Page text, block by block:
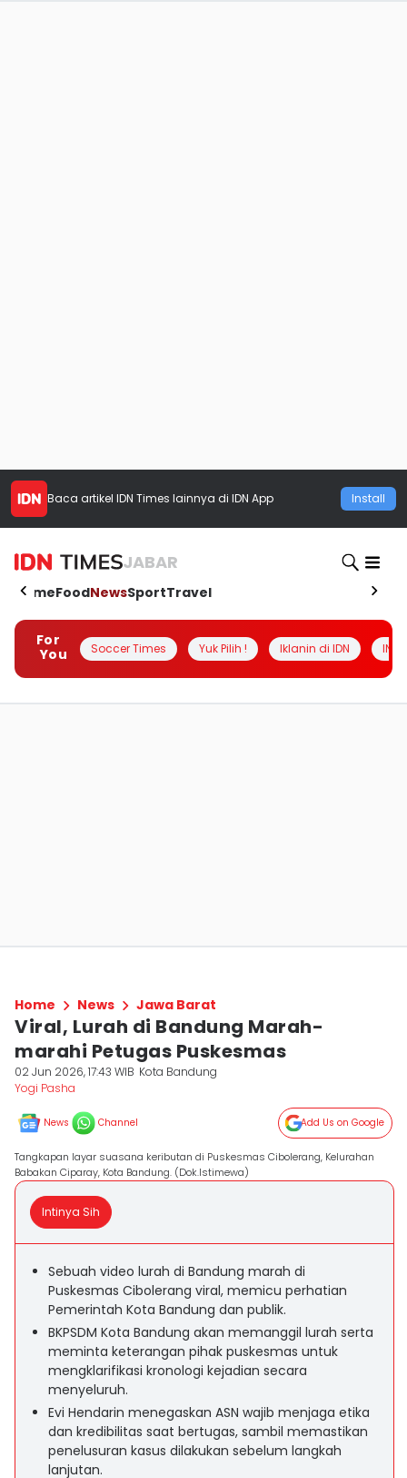
Baca artikel IDN Times lainnya di IDN App Install
JABAR
HomeFoodNewsSportTravel
For
You
Soccer Times Yuk Pilih ! Iklanin di IDN
Home News Jawa Barat
Viral, Lurah di Bandung Marah-
marahi Petugas Puskesmas
02 Jun 2026, 17:43 WIB Kota Bandung
Yogi Pasha
News Channel Add Us on Google
Tangkapan layar suasana keributan di Puskesmas Cibolerang, Kelurahan
Babakan Ciparay, Kota Bandung. (Dok.Istimewa)
Intinya Sih
Sebuah video lurah di Bandung marah di
Puskesmas Cibolerang viral, memicu perhatian
Pemerintah Kota Bandung dan publik.
BKPSDM Kota Bandung akan memanggil lurah serta
meminta keterangan pihak puskesmas untuk
mengklarifikasi kronologi kejadian secara
menyeluruh.
Evi Hendarin menegaskan ASN wajib menjaga etika
dan kredibilitas saat bertugas, sambil memastikan
penelusuran kasus dilakukan sebelum langkah
lanjutan.